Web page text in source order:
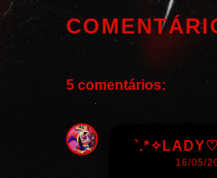
5 comentários:
16/05/